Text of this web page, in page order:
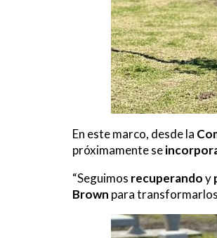
En este marco, desde la
próximamente se
“Seguimos recuperandoy
Brown para